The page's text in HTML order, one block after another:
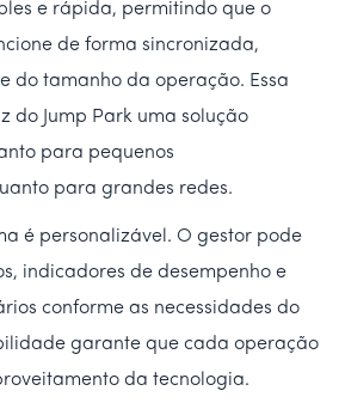
e rápida, permitindo que o
de forma sincronizada,
do tamanho da operação. Essa
do Jump Park uma solução
para pequenos
para grandes redes.
é personalizável. O gestor pode
indicadores de desempenho e
conforme as necessidades do
garante que cada operação
da tecnologia.